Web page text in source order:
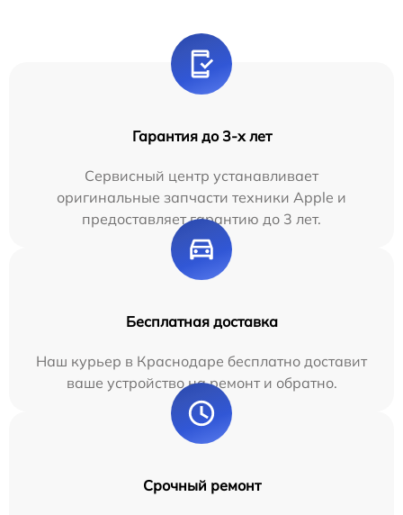
Гарантия до 3-х лет
Сервисный центр устанавливает
оригинальные запчасти техники Apple и
предоставляет гарантию до 3 лет.
Бесплатная доставка
Наш курьер в Краснодаре бесплатно доставит
ваше устройство на ремонт и обратно.
Срочный ремонт